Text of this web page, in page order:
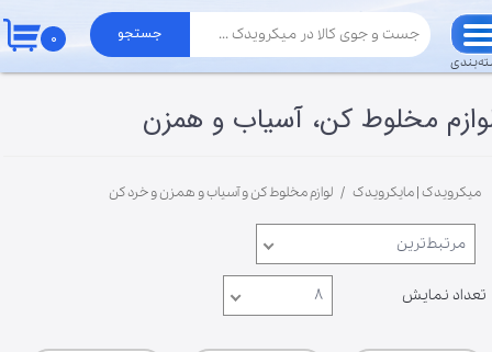
جستجو ۰
میکرویدک | مایکرویدک لوازم مخلوط کن و آسیاب و همزن و خرد کن
مرتبط‌ترین
تعداد نمایش ۸
مخلوط کن، آسیاب و همزن
حساب کاربری من
تغییر گذر واژه
خروج از حساب کاربری